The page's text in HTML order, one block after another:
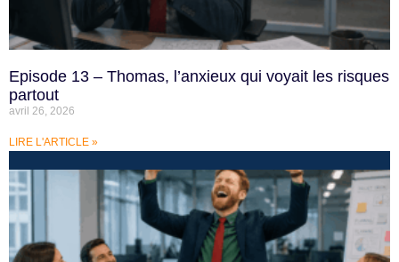
Episode 13 – Thomas, l’anxieux qui voyait les risques
partout
avril 26, 2026
LIRE L'ARTICLE »